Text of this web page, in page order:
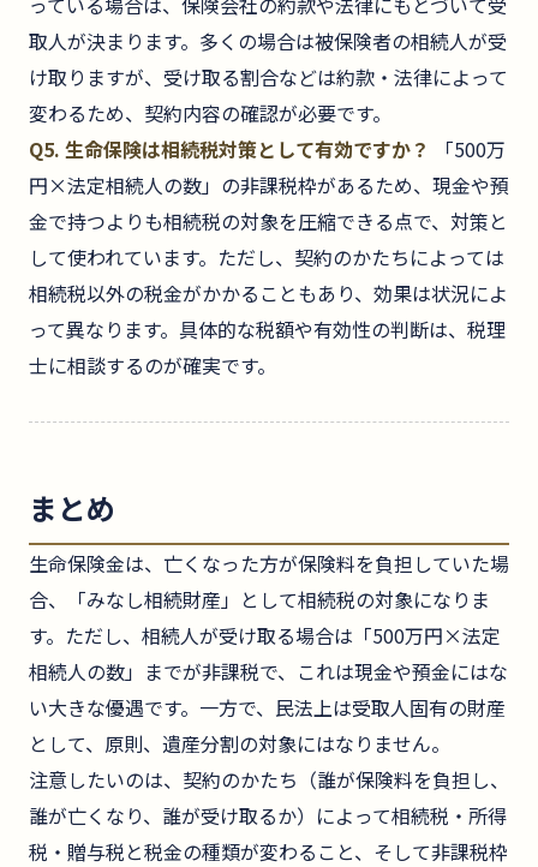
取人が決まります。多くの場合は被保険者の相続人が受
け取りますが、受け取る割合などは約款・法律によって
変わるため、契約内容の確認が必要です。
Q5. 生命保険は相続税対策として有効ですか？
「500万
円×法定相続人の数」の非課税枠があるため、現金や預
金で持つよりも相続税の対象を圧縮できる点で、対策と
して使われています。ただし、契約のかたちによっては
相続税以外の税金がかかることもあり、効果は状況によ
って異なります。具体的な税額や有効性の判断は、税理
士に相談するのが確実です。
まとめ
生命保険金は、亡くなった方が保険料を負担していた場
合、「みなし相続財産」として相続税の対象になりま
す。ただし、相続人が受け取る場合は「500万円×法定
相続人の数」までが非課税で、これは現金や預金にはな
い大きな優遇です。一方で、民法上は受取人固有の財産
として、原則、遺産分割の対象にはなりません。
注意したいのは、契約のかたち（誰が保険料を負担し、
誰が亡くなり、誰が受け取るか）によって相続税・所得
税・贈与税と税金の種類が変わること、そして非課税枠